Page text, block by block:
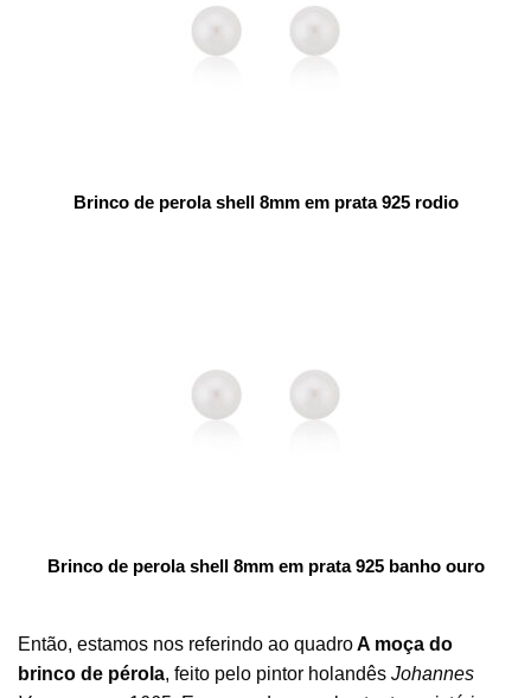
Brinco de perola shell 8mm em prata 925 rodio
Brinco de perola shell 8mm em prata 925 banho ouro
Então, estamos nos referindo ao quadroA moça do
brinco de pérola, feito pelo pintor holandês Johannes